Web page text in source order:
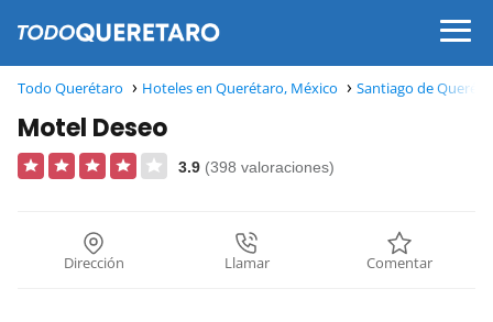
Todo Querétaro Hoteles en Querétaro, México Santiago de
Motel Deseo
3.9 (398 valoraciones)
Dirección Llamar Comentar